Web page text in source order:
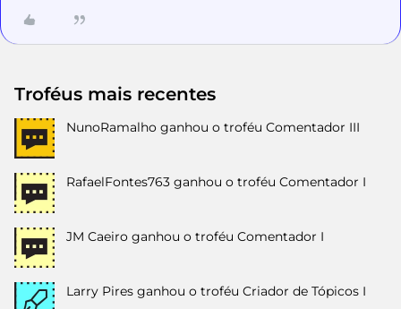
Troféus mais recentes
NunoRamalho ganhou o troféu Comentador III
RafaelFontes763 ganhou o troféu Comentador I
JM Caeiro ganhou o troféu Comentador I
Larry Pires ganhou o troféu Criador de Tópicos I